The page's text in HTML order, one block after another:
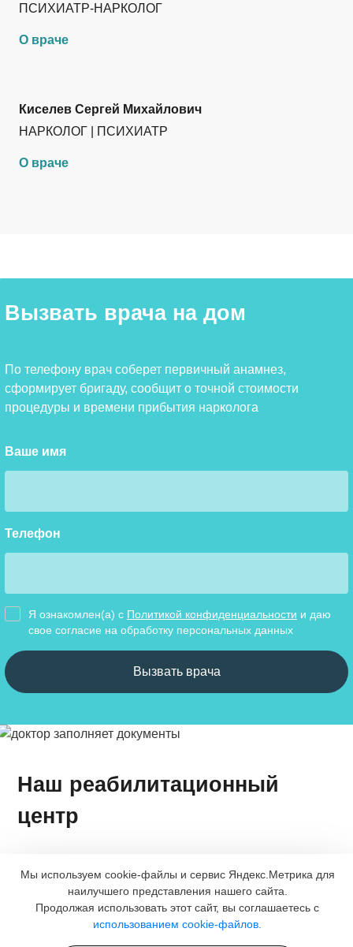
ПСИХИАТР-НАРКОЛОГ
О враче
Киселев Сергей Михайлович
НАРКОЛОГ | ПСИХИАТР
О враче
Вызвать врача на дом
По телефону врач соберет первичный анамнез,
сформирует бригаду, сообщит о точной стоимости
процедуры и времени прибытия нарколога
Ваше имя
Телефон
Я ознакомлен(а) с Политикой конфиденциальности и даю
свое cогласие на обработку персональных данных
Вызвать врача
Наш реабилитационный
центр
Мы используем cookie-файлы и сервис Яндекс.Метрика для
наилучшего представления нашего сайта.
Продолжая использовать этот сайт, вы соглашаетесь с
использованием cookie-файлов.